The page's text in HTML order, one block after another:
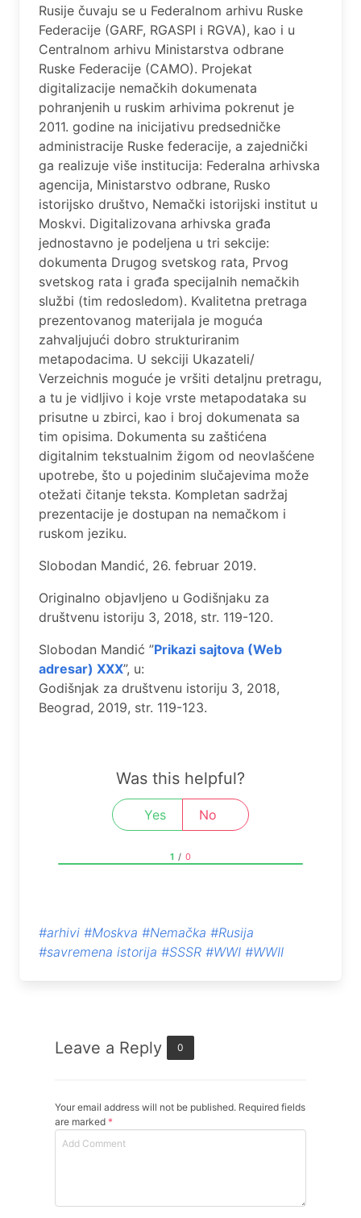
Rusije čuvaju se u Federalnom arhivu Ruske
Federacije (GARF, RGASPI i RGVA), kao i u
Centralnom arhivu Ministarstva odbrane
Ruske Federacije (CAMO). Projekat
digitalizacije nemačkih dokumenata
pohranjenih u ruskim arhivima pokrenut je
2011. godine na inicijativu predsedničke
administracije Ruske federacije, a zajednički
ga realizuje više institucija: Federalna arhivska
agencija, Ministarstvo odbrane, Rusko
istorijsko društvo, Nemački istorijski institut u
Moskvi. Digitalizovana arhivska građa
jednostavno je podeljena u tri sekcije:
dokumenta Drugog svetskog rata, Prvog
svetskog rata i građa specijalnih nemačkih
službi (tim redosledom). Kvalitetna pretraga
prezentovanog materijala je moguća
zahvaljujući dobro strukturiranim
metapodacima. U sekciji Ukazateli/
Verzeichnis moguće je vršiti detaljnu pretragu,
a tu je vidljivo i koje vrste metapodataka su
prisutne u zbirci, kao i broj dokumenata sa
tim opisima. Dokumenta su zaštićena
digitalnim tekstualnim žigom od neovlašćene
upotrebe, što u pojedinim slučajevima može
otežati čitanje teksta. Kompletan sadržaj
prezentacije je dostupan na nemačkom i
ruskom jeziku.
Slobodan Mandić, 26. februar 2019.
Originalno objavljeno u Godišnjaku za
društvenu istoriju 3, 2018, str. 119-120.
Slobodan Mandić ”Prikazi sajtova (Web
adrеsar) XXX”, u:
Godišnjak za društvеnu istoriju 3, 2018,
Bеograd, 2019, str. 119-123.
Was this helpful?
Yes No
1 / 0
#arhivi #Moskva #Nemačka #Rusija
#savremena istorija #SSSR #WWI #WWII
Leave a Reply 0
Your email address will not be published. Required fields
are marked *